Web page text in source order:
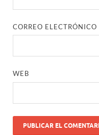
CORREO ELECTRÓNICO
WEB